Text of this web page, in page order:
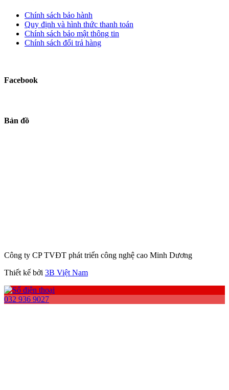
Chính sách bảo hành
Quy định và hình thức thanh toán
Chính sách bảo mật thông tin
Chính sách đổi trả hàng
Facebook
Bản đồ
Công ty CP TVĐT phát triển công nghệ cao Minh Dương
Thiết kế bởi 3B Việt Nam
032 936 9027